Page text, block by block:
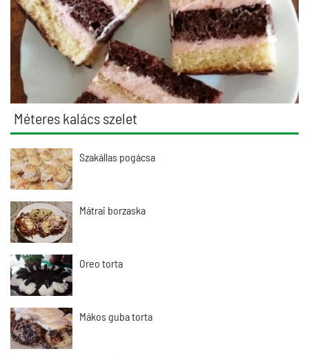
Méteres kalács szelet
Szakállas pogácsa
Mátrai borzaska
Oreo torta
Mákos guba torta